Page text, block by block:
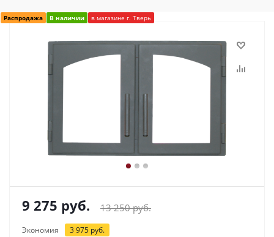
Распродажа В наличии в магазине г. Тверь
9 275 руб. 13 250руб.
Экономия 3 975 руб.